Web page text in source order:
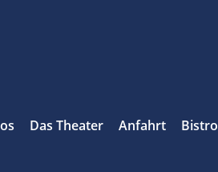
Das Theater Anfahrt Bistro